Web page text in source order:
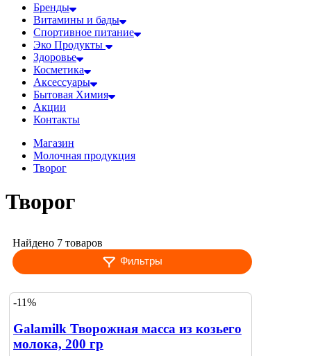
Бренды
Витамины и бады
Спортивное питание
Эко Продукты
Здоровье
Косметика
Аксессуары
Бытовая Химия
Акции
Контакты
Магазин
Молочная продукция
Творог
Творог
Найдено 7 товаров
Фильтры
-11%
Galamilk Творожная масса из козьего
молока, 200 гр